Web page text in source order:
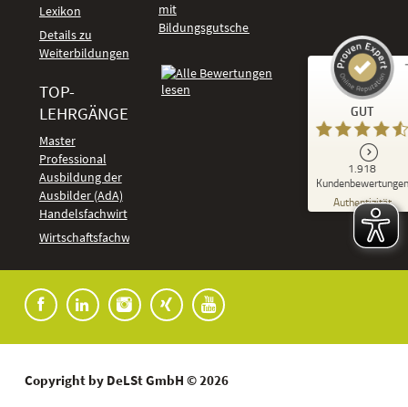
Lexikon
Details zu
Weiterbildungen
TOP-
LEHRGÄNGE
Master
Professional
Ausbildung der
Ausbilder (AdA)
Handelsfachwirt
Wirtschaftsfachwirt
mit
Bildungsgutschein
GUT
1.918
Kundenbewertungen
Authentizität
Kundenbewertungen und Erfahrungen zu
DeLSt - Deutsches eLearning Studieninstitut
92
%
Empfehlungen auf
ProvenExpert.com
91
anderen Quellen
Copyright by DeLSt GmbH © 2026